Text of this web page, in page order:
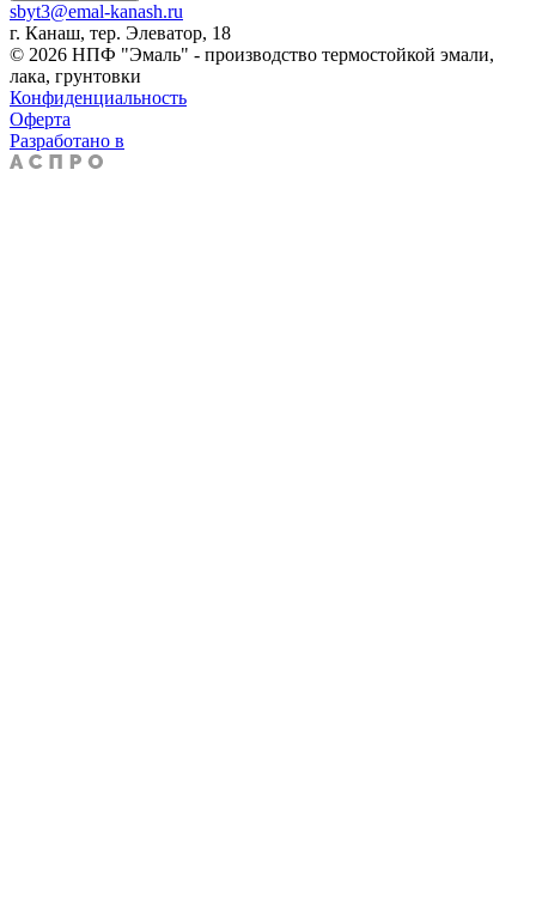
sbyt3@emal-kanash.ru
г. Канаш, тер. Элеватор, 18
© 2026 НПФ "Эмаль" - производство термостойкой эмали,
лака, грунтовки
Конфиденциальность
Оферта
Разработано в